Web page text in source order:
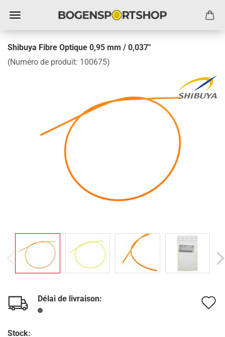
Shibuya Fibre Optique 0,95 mm / 0,037"
(Numéro de produit: 100675)
Délai de livraison:
Stock: